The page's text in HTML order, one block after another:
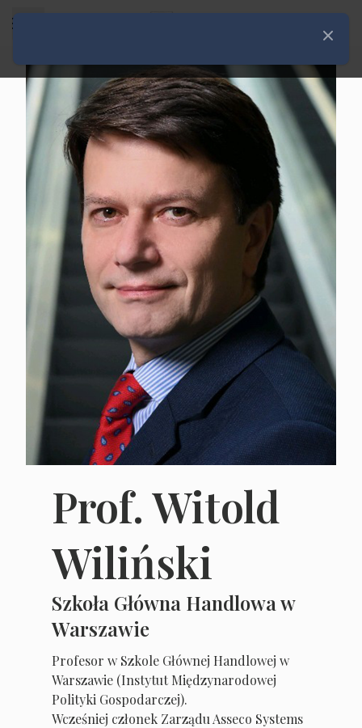
Prof. Witold
Wiliński
Szkoła Główna Handlowa w
Warszawie
Profesor w Szkole Głównej Handlowej w
Warszawie (Instytut Międzynarodowej
Polityki Gospodarczej).
Wcześniej członek Zarządu Asseco Systems
Zamknij